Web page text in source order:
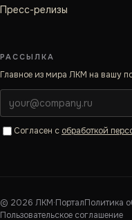
Пресс-релизы
РАССЫЛКА
Главное из мира ЛКМ на вашу
Согласен с обработкой
© 2026 ЛКМ·ПорталПолитика
Пользовательское соглашение